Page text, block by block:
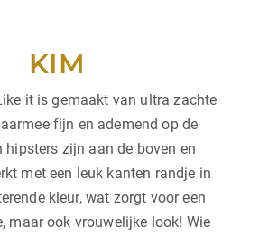
KIM
it is gemaakt van ultra zachte
fijn en ademend op de
hipsters zijn aan de boven en
met een leuk kanten randje in
kleur, wat zorgt voor een
maar ook vrouwelijke look! Wie